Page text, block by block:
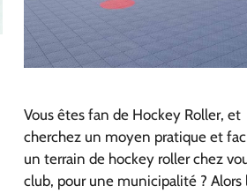
Vous êtes fan de Hockey Roller, et
cherchez un moyen pratique et
un terrain de hockey roller chez
club, pour une municipalité ? Alors